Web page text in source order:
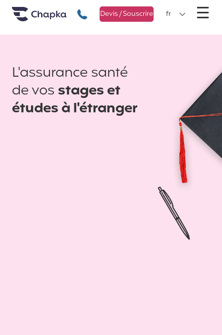
Chapka Assurances Voyages
+33 1 74 85 50 50
Devis / Souscrire fr ☰
L'assurance santé
de vos stages et
études à l'étranger